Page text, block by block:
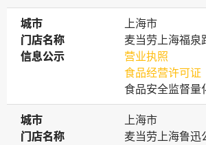
城市
城市
上海市
门店名称
门店名称
麦当劳上海福泉
信息公示
信息公示
营业执照
食品经营许可证
食品安全监督量
城市
城市
上海市
门店名称
门店名称
麦当劳上海鲁迅